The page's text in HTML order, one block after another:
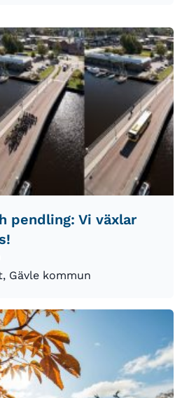
pendling: Vi växlar
Gävle kommun